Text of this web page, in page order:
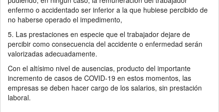
enfermo o accidentado ser inferior a la que hubiese percibido de
no haberse operado el impedimento,
5. Las prestaciones en especie que el trabajador dejare de
percibir como consecuencia del accidente o enfermedad serán
valorizadas adecuadamente.
Con el altísimo nivel de ausencias, producto del importante
incremento de casos de COVID-19 en estos momentos, las
empresas se deben hacer cargo de los salarios, sin prestación
laboral.